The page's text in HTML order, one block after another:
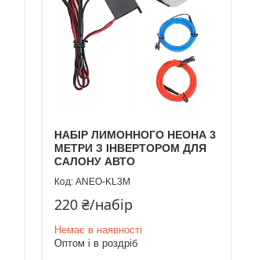
НАБІР ЛИМОННОГО НЕОНА 3
МЕТРИ З ІНВЕРТОРОМ ДЛЯ
САЛОНУ АВТО
ANEO-KL3M
220 ₴/набір
Немає в наявності
Оптом і в роздріб